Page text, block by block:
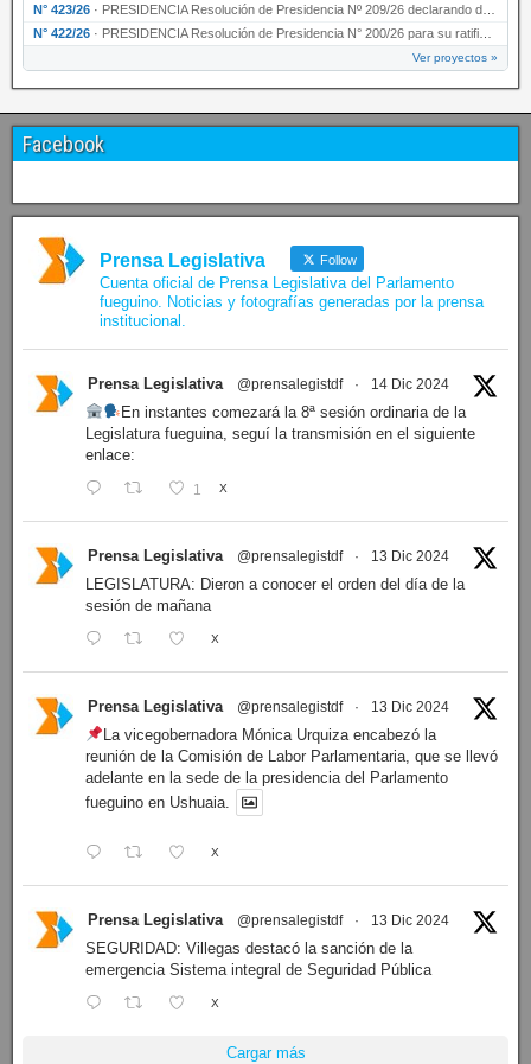
N° 423/26 · PRESIDENCIA Resolución de Presidencia Nº 209/26 declarando de interés provincial la presen…
N° 422/26 · PRESIDENCIA Resolución de Presidencia N° 200/26 para su ratificación.
Ver proyectos »
Facebook
Prensa Legislativa Follow
Cuenta oficial de Prensa Legislativa del Parlamento
fueguino. Noticias y fotografías generadas por la prensa
institucional.
Prensa Legislativa @prensalegistdf · 14 Dic 2024
En instantes comezará la 8ª sesión ordinaria de la
Legislatura fueguina, seguí la transmisión en el siguiente
enlace:
1 X
Prensa Legislativa @prensalegistdf · 13 Dic 2024
LEGISLATURA: Dieron a conocer el orden del día de la
sesión de mañana
X
Prensa Legislativa @prensalegistdf · 13 Dic 2024
La vicegobernadora Mónica Urquiza encabezó la
reunión de la Comisión de Labor Parlamentaria, que se llevó
adelante en la sede de la presidencia del Parlamento
fueguino en Ushuaia.
X
Prensa Legislativa @prensalegistdf · 13 Dic 2024
SEGURIDAD: Villegas destacó la sanción de la
emergencia Sistema integral de Seguridad Pública
X
Cargar más